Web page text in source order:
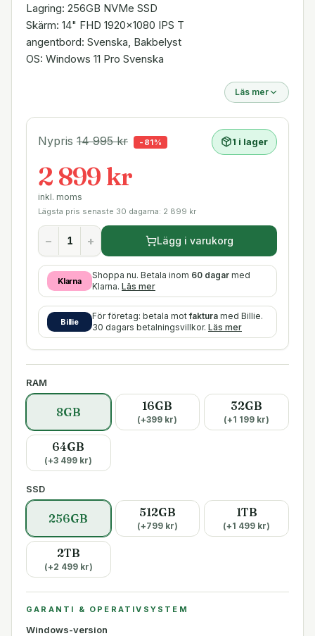
Lagring: 256GB NVMe SSD
Skärm: 14" FHD 1920x1080 IPS T
angentbord: Svenska, Bakbelyst
OS: Windows 11 Pro Svenska
Läs mer
Nypris 14 995kr - 81% 1 i lager
2 899 kr
inkl. moms
Lägsta pris senaste 30 dagarna: 2 899 kr
− + Lägg i varukorg
Klarna
Shoppa nu. Betala inom 60 dagar med
Klarna. Läs mer
Billie
För företag: betala motfaktura med Billie.
30 dagars betalningsvillkor. Läs mer
RAM
8GB 16GB
(+399 kr)
32GB
(+1 199 kr)
64GB
(+3 499 kr)
SSD
256GB 512GB
(+799kr)
1TB
(+1 499 kr)
2TB
(+2 499kr)
GARANTI & OPERATIVSYSTEM
Windows-version